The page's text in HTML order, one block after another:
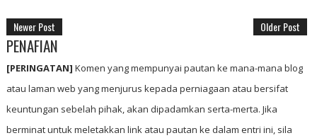
Newer Post Older Post
PENAFIAN
[PERINGATAN] Komen yang mempunyai pautan ke mana-mana blog
atau laman web yang menjurus kepada perniagaan atau bersifat
keuntungan sebelah pihak, akan dipadamkan serta-merta. Jika
berminat untuk meletakkan link atau pautan ke dalam entri ini, sila